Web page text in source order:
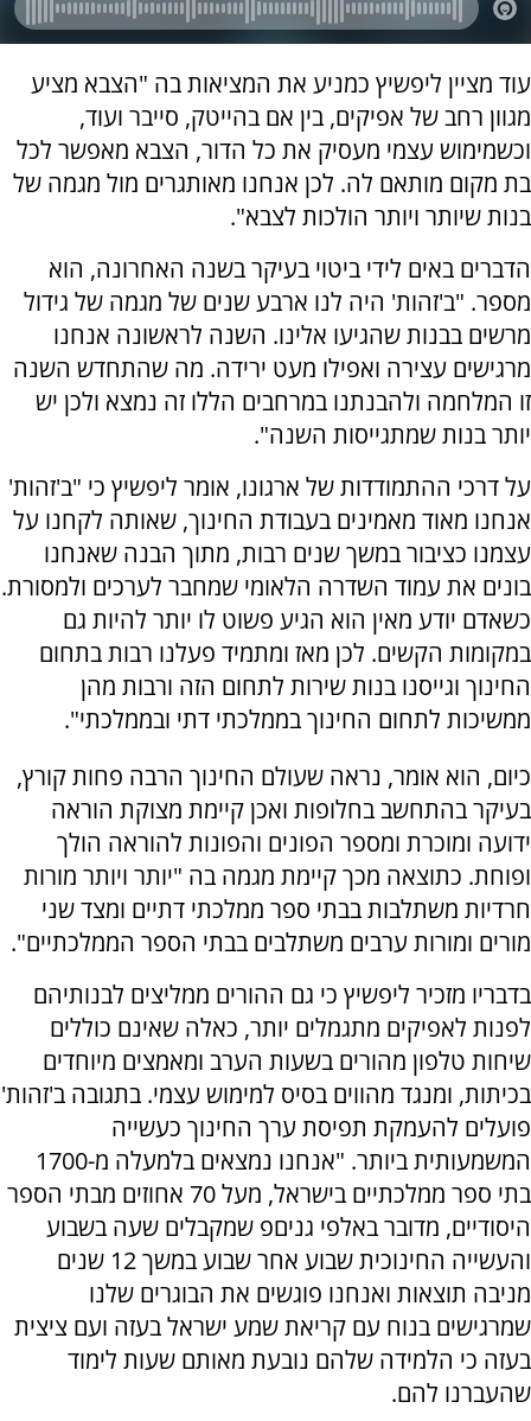
עוד מציין ליפשיץ כמניע את המציאות בה "הצבא מציע
מגוון רחב של אפיקים, בין אם בהייטק, סייבר ועוד,
וכשמימוש עצמי מעסיק את כל הדור, הצבא מאפשר לכל
בת מקום מותאם לה. לכן אנחנו מאותגרים מול מגמה של
בנות שיותר ויותר הולכות לצבא".
הדברים באים לידי ביטוי בעיקר בשנה האחרונה, הוא
מספר. "ב'זהות' היה לנו ארבע שנים של מגמה של גידול
מרשים בבנות שהגיעו אלינו. השנה לראשונה אנחנו
מרגישים עצירה ואפילו מעט ירידה. מה שהתחדש השנה
זו המלחמה ולהבנתנו במרחבים הללו זה נמצא ולכן יש
יותר בנות שמתגייסות השנה".
על דרכי ההתמודדות של ארגונו, אומר ליפשיץ כי "ב'זהות'
אנחנו מאוד מאמינים בעבודת החינוך, שאותה לקחנו על
עצמנו כציבור במשך שנים רבות, מתוך הבנה שאנחנו
בונים את עמוד השדרה הלאומי שמחבר לערכים ולמסורת.
כשאדם יודע מאין הוא הגיע פשוט לו יותר להיות גם
במקומות הקשים. לכן מאז ומתמיד פעלנו רבות בתחום
החינוך וגייסנו בנות שירות לתחום הזה ורבות מהן
ממשיכות לתחום החינוך בממלכתי דתי ובממלכתי".
כיום, הוא אומר, נראה שעולם החינוך הרבה פחות קורץ,
בעיקר בהתחשב בחלופות ואכן קיימת מצוקת הוראה
ידועה ומוכרת ומספר הפונים והפונות להוראה הולך
ופוחת. כתוצאה מכך קיימת מגמה בה "יותר ויותר מורות
חרדיות משתלבות בבתי ספר ממלכתי דתיים ומצד שני
מורים ומורות ערבים משתלבים בבתי הספר הממלכתיים".
בדבריו מזכיר ליפשיץ כי גם ההורים ממליצים לבנותיהם
לפנות לאפיקים מתגמלים יותר, כאלה שאינם כוללים
שיחות טלפון מהורים בשעות הערב ומאמצים מיוחדים
בכיתות, ומנגד מהווים בסיס למימוש עצמי. בתגובה ב'זהות'
פועלים להעמקת תפיסת ערך החינוך כעשייה
המשמעותית ביותר. "אנחנו נמצאים בלמעלה מ-1700
בתי ספר ממלכתיים בישראל, מעל 70 אחוזים מבתי הספר
היסודיים, מדובר באלפי גניםפ שמקבלים שעה בשבוע
והעשייה החינוכית שבוע אחר שבוע במשך 12 שנים
מניבה תוצאות ואנחנו פוגשים את הבוגרים שלנו
שמרגישים בנוח עם קריאת שמע ישראל בעזה ועם ציצית
בעזה כי הלמידה שלהם נובעת מאותם שעות לימוד
שהעברנו להם.